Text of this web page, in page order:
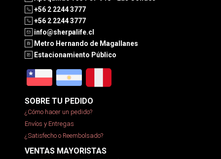
+56 2 2244 3777
+56 2 2244 3777
info@sherpalife.cl
Metro Hernando de Magallanes
Estacionamiento Público
SOBRE TU PEDIDO
¿Cómo hacer un pedido?
Envíos y Entregas
¿Satisfecho o Reembolsado?
VENTAS MAYORISTAS